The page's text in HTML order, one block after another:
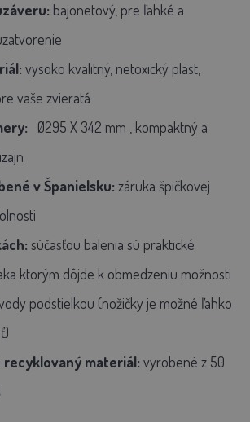
bajonetový, pre ľahké a
vysoko kvalitný, netoxický plast,
vaše zvieratá
Ø295 X 342 mm , kompaktný a
v Španielsku: záruka špičkovej
súčasťou balenia sú praktické
ktorým dôjde k obmedzeniu možnosti
podstielkou (nožičky je možné ľahko
recyklovaný materiál: vyrobené z 50